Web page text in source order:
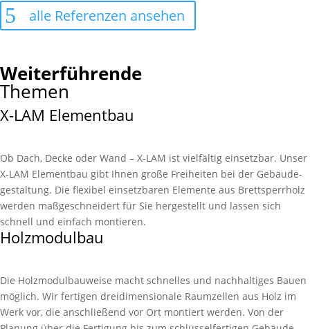
alle Referenzen ansehen
Weiterführende
Themen
X-LAM Elementbau
Ob Dach, Decke oder Wand – X-LAM ist vielfältig einsetzbar. Unser
X-LAM Element­bau gibt Ihnen große Frei­heiten bei der Ge­bäude­­
gestaltung. Die flexibel einsetz­baren Elemente aus Brett­sperrholz
werden maßge­schneidert für Sie hergestellt und lassen sich
schnell und einfach montieren.
Holzmodulbau
Die Holzmodul­bauweise macht schnelles und nachhaltiges Bauen
möglich. Wir fertigen dreidi­mensionale Raum­zellen aus Holz im
Werk vor, die anschließend vor Ort montiert werden. Von der